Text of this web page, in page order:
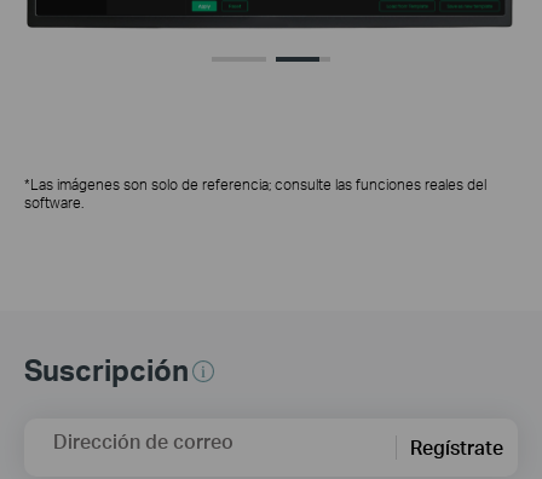
*Las imágenes son solo de referencia; consulte las funciones reales del
software.
Suscripción
Dirección de correo Regístrate